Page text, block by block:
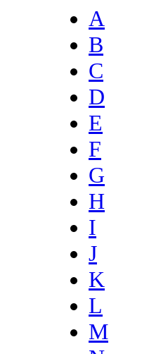
A
B
C
D
E
F
G
H
I
J
K
L
M